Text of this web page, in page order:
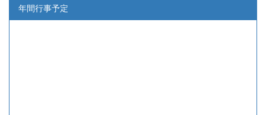
年間行事予定